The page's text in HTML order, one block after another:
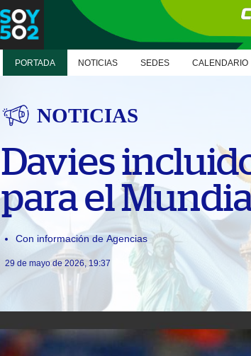
PORTADA NOTICIAS SEDES CALENDARIO
NOTICIAS
Davies
para el
Con información de Agencias
29 de mayo de 2026, 19:37